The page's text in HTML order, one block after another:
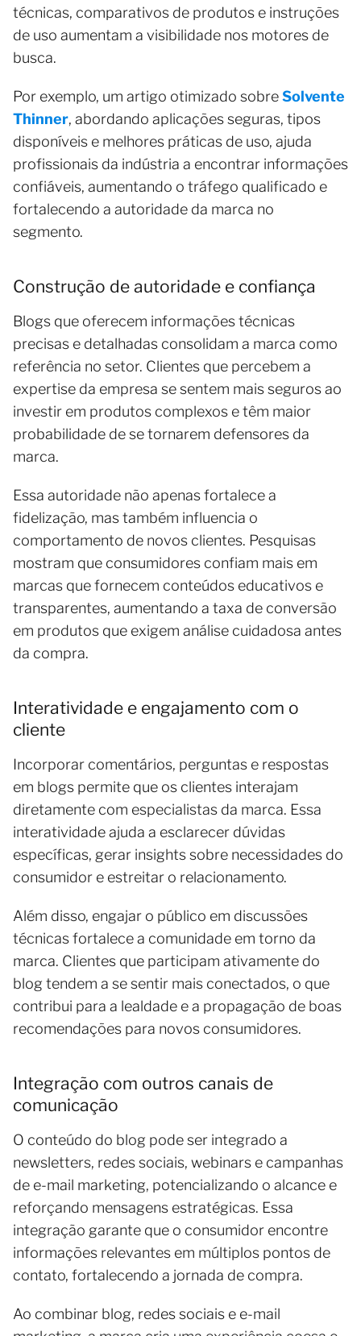
técnicas, comparativos de produtos e instruções
de uso aumentam a visibilidade nos motores de
busca.
Por exemplo, um artigo otimizado sobreSolvente
Thinner, abordando aplicações seguras, tipos
disponíveis e melhores práticas de uso, ajuda
profissionais da indústria a encontrar informações
confiáveis, aumentando o tráfego qualificado e
fortalecendo a autoridade da marca no
segmento.
Construção de autoridade e confiança
Blogs que oferecem informações técnicas
precisas e detalhadas consolidam a marca como
referência no setor. Clientes que percebem a
expertise da empresa se sentem mais seguros ao
investir em produtos complexos e têm maior
probabilidade de se tornarem defensores da
marca.
Essa autoridade não apenas fortalece a
fidelização, mas também influencia o
comportamento de novos clientes. Pesquisas
mostram que consumidores confiam mais em
marcas que fornecem conteúdos educativos e
transparentes, aumentando a taxa de conversão
em produtos que exigem análise cuidadosa antes
da compra.
Interatividade e engajamento com o
cliente
Incorporar comentários, perguntas e respostas
em blogs permite que os clientes interajam
diretamente com especialistas da marca. Essa
interatividade ajuda a esclarecer dúvidas
específicas, gerar insights sobre necessidades do
consumidor e estreitar o relacionamento.
Além disso, engajar o público em discussões
técnicas fortalece a comunidade em torno da
marca. Clientes que participam ativamente do
blog tendem a se sentir mais conectados, o que
contribui para a lealdade e a propagação de boas
recomendações para novos consumidores.
Integração com outros canais de
comunicação
O conteúdo do blog pode ser integrado a
newsletters, redes sociais, webinars e campanhas
de e-mail marketing, potencializando o alcance e
reforçando mensagens estratégicas. Essa
integração garante que o consumidor encontre
informações relevantes em múltiplos pontos de
contato, fortalecendo a jornada de compra.
Ao combinar blog, redes sociais e e-mail